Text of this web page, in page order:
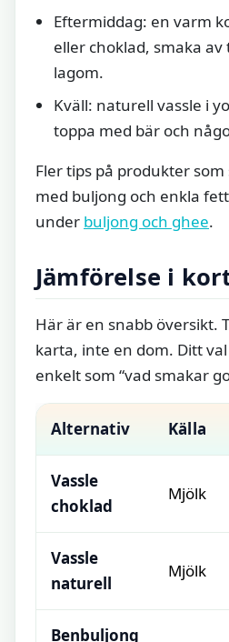
Eftermiddag: en varm
eller choklad, smaka
lagom.
Kväll: naturell vassle i
toppa med bär och
Fler tips på produkter
med buljong och enkla
under buljong och ghee.
Jämförelse i
Här är en snabb översikt.
karta, inte en dom. Ditt
enkelt som “vad smakar
Alternativ Källa
Vassle
choklad
Mjölk
Vassle
naturell
Mjölk
Benbuljong